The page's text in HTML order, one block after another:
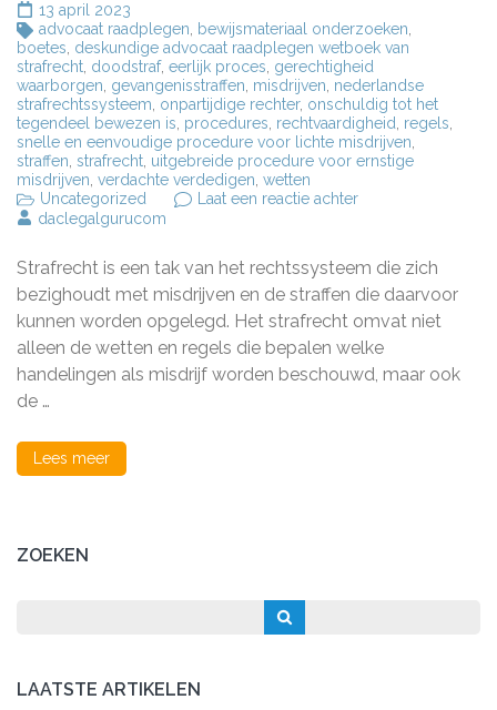
13 april 2023
advocaat raadplegen, bewijsmateriaal onderzoeken,
boetes, deskundige advocaat raadplegen wetboek van
strafrecht, doodstraf, eerlijk proces, gerechtigheid
waarborgen, gevangenisstraffen, misdrijven, nederlandse
strafrechtssysteem, onpartijdige rechter, onschuldig tot het
tegendeel bewezen is, procedures, rechtvaardigheid, regels,
snelle en eenvoudige procedure voor lichte misdrijven,
straffen, strafrecht, uitgebreide procedure voor ernstige
misdrijven, verdachte verdedigen, wetten
Uncategorized
Laat een reactie achterop
het
Nederlandse
strafrecht:
wat
u
moet
weten
daclegalgurucom
Strafrecht is een tak van het rechtssysteem die zich
bezighoudt met misdrijven en de straffen die daarvoor
kunnen worden opgelegd. Het strafrecht omvat niet
alleen de wetten en regels die bepalen welke
handelingen als misdrijf worden beschouwd, maar ook
de …
Lees meer
ZOEKEN
LAATSTE ARTIKELEN